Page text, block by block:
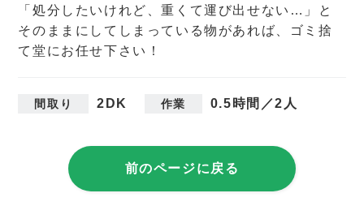
「処分したいけれど、重くて運び出せない…」と
そのままにしてしまっている物があれば、ゴミ捨
て堂にお任せ下さい！
間取り 2DK 作業 0.5時間／2人
前のページに戻る